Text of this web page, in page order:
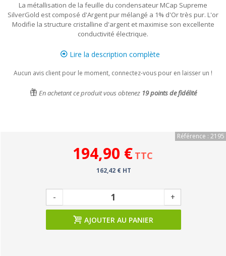
La métallisation de la feuille du condensateur MCap Supreme
SilverGold est composé d'Argent pur mélangé a 1% d'Or très pur. L'or
Modifie la structure cristalline d'argent et maximise son excellente
conductivité électrique.
Lire la description complète
Aucun avis client pour le moment, connectez-vous pour en laisser un !
En achetant ce produit vous obtenez 19points de fidélité
Référence : 2195
194,90 € TTC
162,42 € HT
- +
AJOUTER AU PANIER